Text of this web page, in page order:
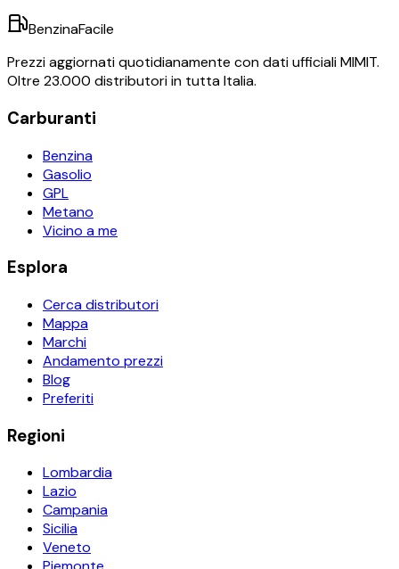
BenzinaFacile
Prezzi aggiornati quotidianamente con dati ufficiali MIMIT.
Oltre 23.000 distributori in tutta Italia.
Carburanti
Benzina
Gasolio
GPL
Metano
Vicino a me
Esplora
Cerca distributori
Mappa
Marchi
Andamento prezzi
Blog
Preferiti
Regioni
Lombardia
Lazio
Campania
Sicilia
Veneto